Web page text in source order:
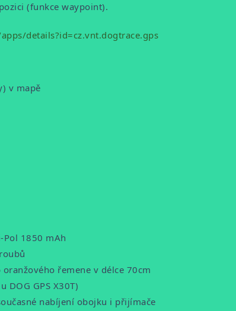
(funkce waypoint).
details?id=cz.vnt.dogtrace.gps
v mapě
1850 mAh
řemene v délce 70cm
DOG GPS X30T)
nabíjení obojku i přijímače